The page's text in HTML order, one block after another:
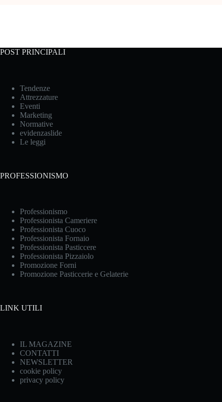
POST PRINCIPALI
Tendenze
Attrezzature
Eventi
Marketing
Normative
evidenzaslide
Le leggi
PROFESSIONISMO
Professionismo
Professionista Cameriere
Professionista Cuoco
Professionista Fornaio
Professionista Pasticcere
Professionista Pizzaiolo
Promozione Forni
Promozione Pasticcerie e Gelaterie
LINK UTILI
IL MAGAZINE
CONTATTI
NEWSLETTER
cookie policy
privacy policy